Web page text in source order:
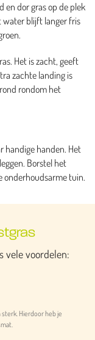
en dor gras op de plek
water blijft langer fris
Het is zacht, geeft
zachte landing is
rondom het
handige handen. Het
Borstel het
onderhoudsarme tuin.
vele voordelen:
Hierdoor heb je